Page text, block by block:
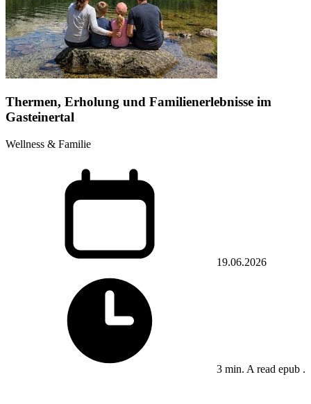
Thermen, Erholung und Familienerlebnisse im
Gasteinertal
Wellness & Familie
19.06.2026
3 min. A read epub .